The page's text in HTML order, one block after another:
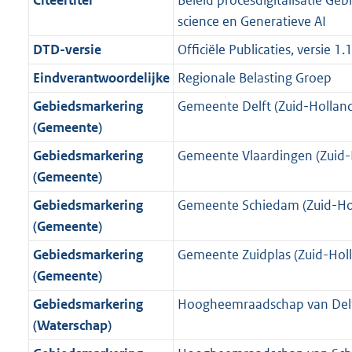
n
f
o
r
a
a
t
K
b
i
n
f
o
m
a
a
t
2
K
b
e
i
n
f
r
m
a
a
t
9
K
b
i
e
i
n
o
r
m
a
a
t
4
8
K
g
r
o
o
t
e
4
K
b
s
g
r
o
o
t
:
3
K
b
science en Generatieve AI
DTD-versie
Officiële Publicaties, versie 1.1
Eindverantwoordelijke Regionale Belasting Groep
Gebiedsmarkering
(Gemeente)
Gemeente Delft (Zuid-
Gebiedsmarkering
(Gemeente)
Gemeente Vlaardingen
Gebiedsmarkering
(Gemeente)
Gemeente Schiedam (Zuid-
Gebiedsmarkering
(Gemeente)
Gemeente Zuidplas (Zuid-
Gebiedsmarkering
(Waterschap)
Hoogheemraadschap van